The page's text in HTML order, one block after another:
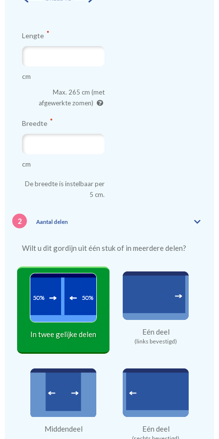
Lengte
cm
Max. 265 cm (met
afgewerkte zomen)
Breedte
cm
De breedte is instelbaar per
5 cm.
2 Aantal delen
Wilt u dit gordijn uit één stuk of in meerdere delen?
In twee gelijke delen Eén deel
(links bevestigd)
Middendeel Eén deel